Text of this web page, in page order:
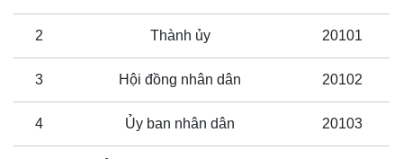
2 Thành ủy 20101
3 Hội đồng nhân dân 20102
4 Ủy ban nhân dân 20103